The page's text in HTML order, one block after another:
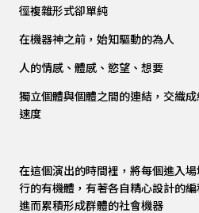
徑複雜形式卻單純
在機器神之前，始知驅動的為人
人的情感、體感、慾望、想要
獨立個體與個體之間的連結，交織
速度
在這個演出的時間裡，將每個進入
行的有機體，有著各自精心設計的
進而累積形成群體的社會機器